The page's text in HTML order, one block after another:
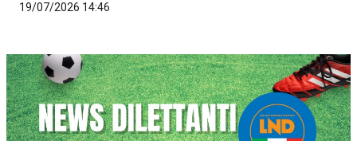
19/07/2026 14:46